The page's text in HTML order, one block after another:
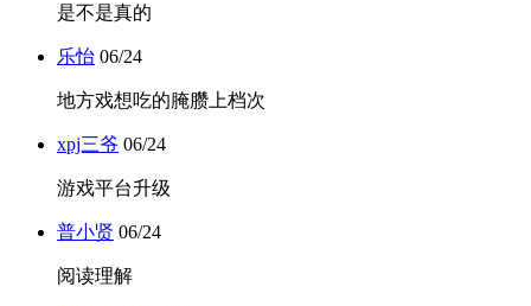
是不是真的
乐怡 06/24
地方戏想吃的腌臜上档次
xpj三爷 06/24
游戏平台升级
普小贤 06/24
阅读理解